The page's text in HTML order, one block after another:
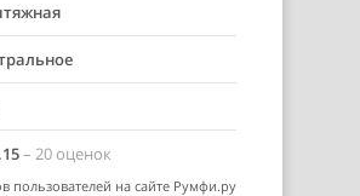
– 20оценок
пользователей на сайте Румфи.ру